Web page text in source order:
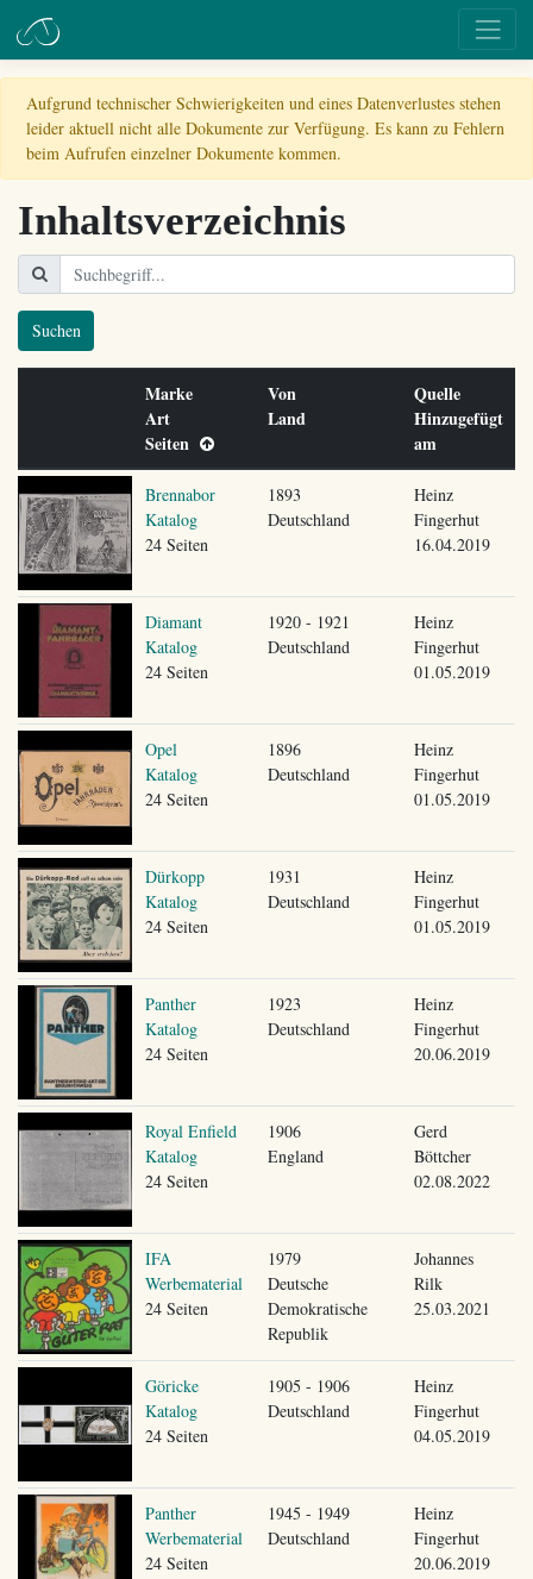
Aufgrund technischer Schwierigkeiten und eines Datenverlustes stehen
leider aktuell nicht alle Dokumente zur Verfügung. Es kann zu Fehlern
beim Aufrufen einzelner Dokumente kommen.
Inhaltsverzeichnis
Suchen
Marke
Art
Seiten
Von
Land
Quelle
Hinzugefügt
am
Brennabor
Katalog
24 Seiten
1893
Deutschland
Heinz
Fingerhut
16.04.2019
Diamant
Katalog
24 Seiten
1920 - 1921
Deutschland
Heinz
Fingerhut
01.05.2019
Opel
Katalog
24 Seiten
1896
Deutschland
Heinz
Fingerhut
01.05.2019
Dürkopp
Katalog
24 Seiten
1931
Deutschland
Heinz
Fingerhut
01.05.2019
Panther
Katalog
24 Seiten
1923
Deutschland
Heinz
Fingerhut
20.06.2019
Royal Enfield
Katalog
24 Seiten
1906
England
Gerd
Böttcher
02.08.2022
IFA
Werbematerial
24 Seiten
1979
Deutsche
Demokratische
Republik
Johannes
Rilk
25.03.2021
Göricke
Katalog
24 Seiten
1905 - 1906
Deutschland
Heinz
Fingerhut
04.05.2019
Panther
Werbematerial
24 Seiten
1945 - 1949
Deutschland
Heinz
Fingerhut
20.06.2019